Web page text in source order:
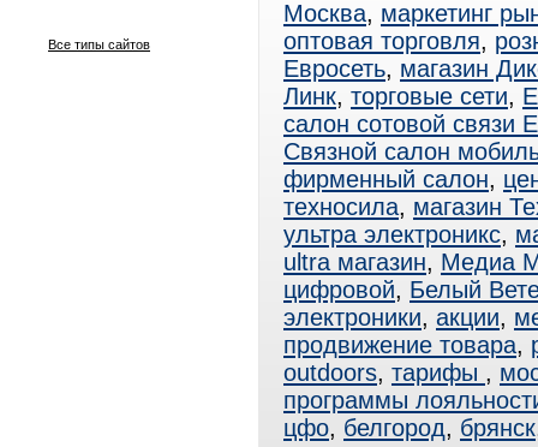
Все типы сайтов
Москва, маркетинг
оптовая торговля,
Евросеть, магазин
Линк, торговые сети,
салон сотовой связи
Связной салон
фирменный салон,
техносила, магазин
ультра электроникс,
ultra магазин, Медиа
цифровой, Белый
электроники, акции,
продвижение товара,
outdoors, тарифы ,
программы
цфо, белгород, брянск